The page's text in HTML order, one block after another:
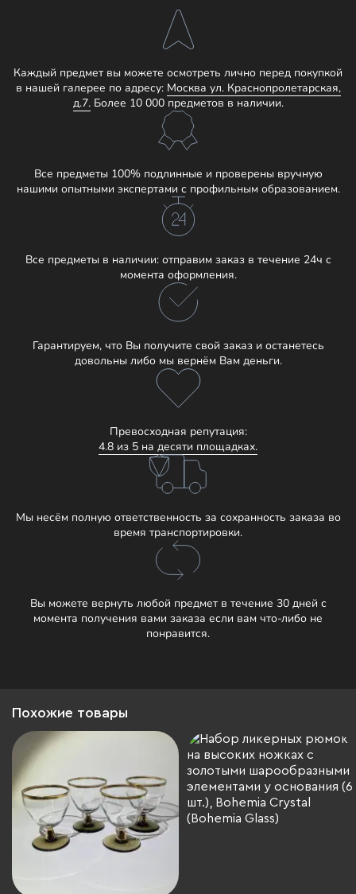
Каждый предмет вы можете осмотреть лично перед покупкой
в нашей галерее по адресу: Москва ул. Краснопролетарская,
д.7.Более 10 000 предметов в наличии.
Все предметы 100% подлинные и проверены вручную
нашими опытными экспертами с профильным образованием.
Все предметы в наличии: отправим заказ в течение 24ч с
момента оформления.
Гарантируем, что Вы получите свой заказ и останетесь
довольны либо мы вернём Вам деньги.
Превосходная репутация:
4.8 из 5 на десяти площадках.
Мы несём полную ответственность за сохранность заказа во
время транспортировки.
Вы можете вернуть любой предмет в течение 30 дней с
момента получения вами заказа если вам что-либо не
понравится.
Похожие товары